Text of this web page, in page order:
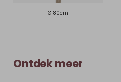
Ø 80cm
Ontdek meer